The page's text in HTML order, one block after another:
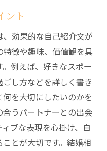
ント
効果的な自己紹介文が
徴や趣味、価値観を具
例えば、好きなスポー
し方などを詳しく書き
を大切にしたいのかを
うパートナーとの出会
ブな表現を心掛け、自
とが大切です。結婚相